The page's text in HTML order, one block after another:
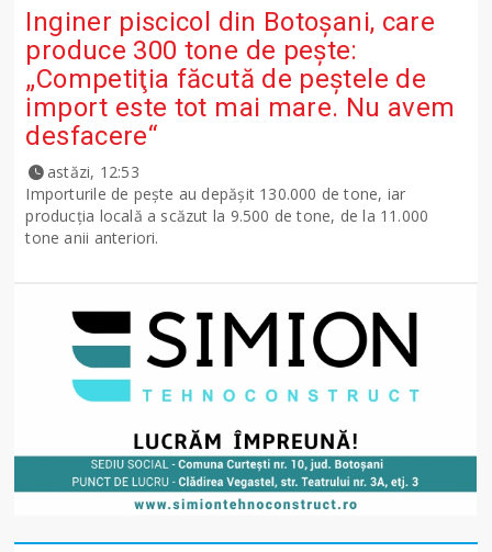
Inginer piscicol din Botoşani, care
produce 300 tone de peşte:
„Competiţia făcută de peştele de
import este tot mai mare. Nu avem
desfacere“
astăzi, 12:53
Importurile de peşte au depăşit 130.000 de tone, iar
producţia locală a scăzut la 9.500 de tone, de la 11.000
tone anii anteriori.